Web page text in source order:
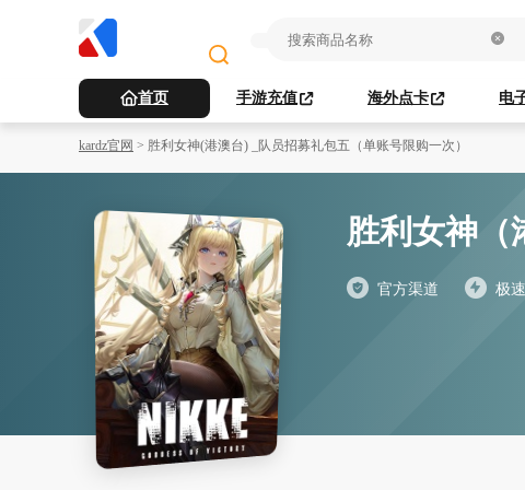
首页 手游充值 海外点卡 电
kardz官网 > 胜利女神(港澳台) _队员招募礼包五（单账号限购一次）
胜利女神（
官方渠道 极